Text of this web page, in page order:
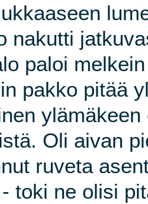
nakutti
paloi
pakko pitää
Oli aivan
ruveta
toki ne olisi